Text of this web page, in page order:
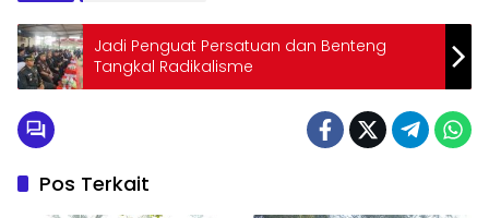
Jadi Penguat Persatuan dan Benteng
Tangkal Radikalisme
Pos Terkait